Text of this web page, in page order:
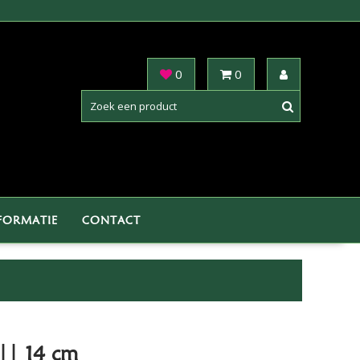
0 0
CONTACT
14 cm